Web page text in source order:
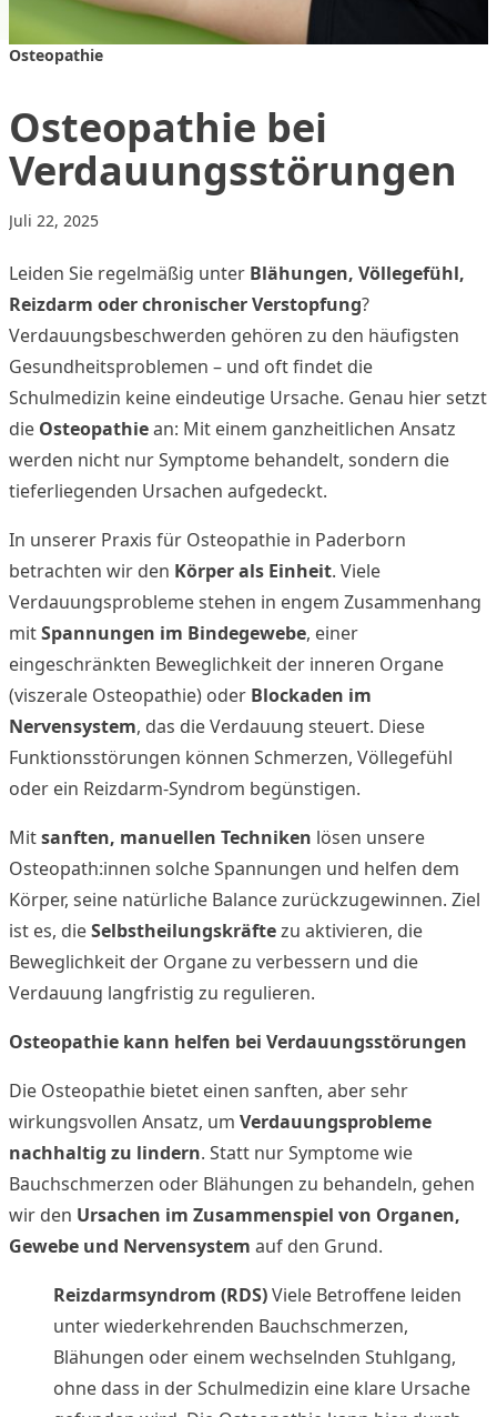
Osteopathie
Osteopathie bei
Verdauungsstörungen
Juli 22, 2025
Leiden Sie regelmäßig unter Blähungen, Völlegefühl,
Reizdarm oder chronischer Verstopfung?
Verdauungsbeschwerden gehören zu den häufigsten
Gesundheitsproblemen – und oft findet die
Schulmedizin keine eindeutige Ursache. Genau hier setzt
die Osteopathiean: Mit einem ganzheitlichen Ansatz
werden nicht nur Symptome behandelt, sondern die
tieferliegenden Ursachen aufgedeckt.
In unserer Praxis für Osteopathie in Paderborn
betrachten wir den Körper als Einheit. Viele
Verdauungsprobleme stehen in engem Zusammenhang
mitSpannungen im Bindegewebe, einer
eingeschränkten Beweglichkeit der inneren Organe
(viszerale Osteopathie) oder Blockaden im
Nervensystem, das die Verdauung steuert. Diese
Funktionsstörungen können Schmerzen, Völlegefühl
oder ein Reizdarm-Syndrom begünstigen.
Mitsanften, manuellen Techniken lösen unsere
Osteopath:innen solche Spannungen und helfen dem
Körper, seine natürliche Balance zurückzugewinnen. Ziel
ist es, dieSelbstheilungskräftezu aktivieren, die
Beweglichkeit der Organe zu verbessern und die
Verdauung langfristig zu regulieren.
Osteopathie kann helfen bei Verdauungsstörungen
Die Osteopathie bietet einen sanften, aber sehr
wirkungsvollen Ansatz, um Verdauungsprobleme
nachhaltig zu lindern. Statt nur Symptome wie
Bauchschmerzen oder Blähungen zu behandeln, gehen
wir den Ursachen im Zusammenspiel von Organen,
Gewebe und Nervensystem auf den Grund.
Reizdarmsyndrom (RDS)Viele Betroffene leiden
unter wiederkehrenden Bauchschmerzen,
Blähungen oder einem wechselnden Stuhlgang,
ohne dass in der Schulmedizin eine klare Ursache